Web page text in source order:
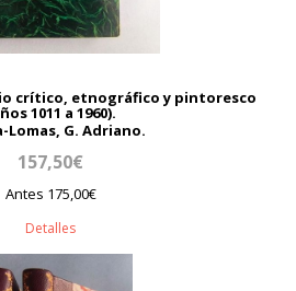
crítico, etnográfico y pintoresco
1011 a 1960).
Lomas, G. Adriano.
157,50€
Antes 175,00€
Detalles